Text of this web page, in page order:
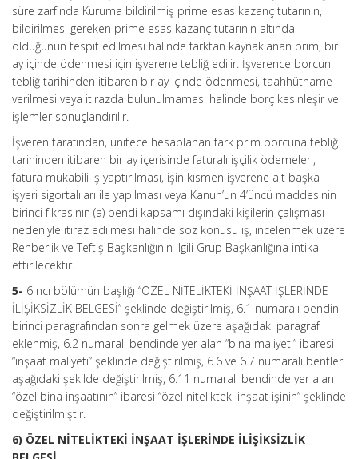
süre zarfında Kuruma bildirilmiş prime esas kazanç tutarının,
bildirilmesi gereken prime esas kazanç tutarının altında
olduğunun tespit edilmesi halinde farktan kaynaklanan prim, bir
ay içinde ödenmesi için işverene tebliğ edilir. İşverence borcun
tebliğ tarihinden itibaren bir ay içinde ödenmesi, taahhütname
verilmesi veya itirazda bulunulmaması halinde borç kesinleşir ve
işlemler sonuçlandırılır.
İşveren tarafından, ünitece hesaplanan fark prim borcuna tebliğ
tarihinden itibaren bir ay içerisinde faturalı işçilik ödemeleri,
fatura mukabili iş yaptırılması, işin kısmen işverene ait başka
işyeri sigortalıları ile yapılması veya Kanun’un 4’üncü maddesinin
birinci fıkrasının (a) bendi kapsamı dışındaki kişilerin çalışması
nedeniyle itiraz edilmesi halinde söz konusu iş, incelenmek üzere
Rehberlik ve Teftiş Başkanlığının ilgili Grup Başkanlığına intikal
ettirilecektir.
5- 6 ncı bölümün başlığı “ÖZEL NİTELİKTEKİ İNŞAAT İŞLERİNDE
İLİŞİKSİZLİK BELGESİ” şeklinde değiştirilmiş, 6.1 numaralı bendin
birinci paragrafından sonra gelmek üzere aşağıdaki paragraf
eklenmiş, 6.2 numaralı bendinde yer alan “bina maliyeti” ibaresi
“inşaat maliyeti” şeklinde değiştirilmiş, 6.6 ve 6.7 numaralı bentleri
aşağıdaki şekilde değiştirilmiş, 6.11 numaralı bendinde yer alan
“özel bina inşaatının” ibaresi “özel nitelikteki inşaat işinin” şeklinde
değiştirilmiştir.
6) ÖZEL NİTELİKTEKİ İNŞAAT İŞLERİNDE İLİŞİKSİZLİK